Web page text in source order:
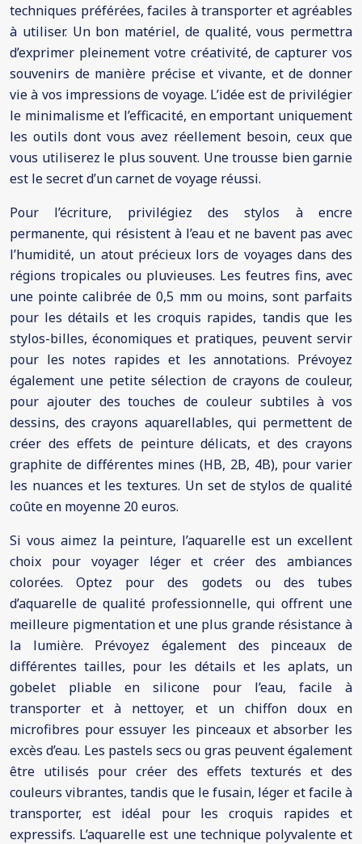
techniques préférées, faciles à transporter et agréables
à utiliser. Un bon matériel, de qualité, vous permettra
d’exprimer pleinement votre créativité, de capturer vos
souvenirs de manière précise et vivante, et de donner
vie à vos impressions de voyage. L’idée est de privilégier
le minimalisme et l’efficacité, en emportant uniquement
les outils dont vous avez réellement besoin, ceux que
vous utiliserez le plus souvent. Une trousse bien garnie
est le secret d’un carnet de voyage réussi.
Pour l’écriture, privilégiez des stylos à encre
permanente, qui résistent à l’eau et ne bavent pas avec
l’humidité, un atout précieux lors de voyages dans des
régions tropicales ou pluvieuses. Les feutres fins, avec
une pointe calibrée de 0,5 mm ou moins, sont parfaits
pour les détails et les croquis rapides, tandis que les
stylos-billes, économiques et pratiques, peuvent servir
pour les notes rapides et les annotations. Prévoyez
également une petite sélection de crayons de couleur,
pour ajouter des touches de couleur subtiles à vos
dessins, des crayons aquarellables, qui permettent de
créer des effets de peinture délicats, et des crayons
graphite de différentes mines (HB, 2B, 4B), pour varier
les nuances et les textures. Un set de stylos de qualité
coûte en moyenne 20 euros.
Si vous aimez la peinture, l’aquarelle est un excellent
choix pour voyager léger et créer des ambiances
colorées. Optez pour des godets ou des tubes
d’aquarelle de qualité professionnelle, qui offrent une
meilleure pigmentation et une plus grande résistance à
la lumière. Prévoyez également des pinceaux de
différentes tailles, pour les détails et les aplats, un
gobelet pliable en silicone pour l’eau, facile à
transporter et à nettoyer, et un chiffon doux en
microfibres pour essuyer les pinceaux et absorber les
excès d’eau. Les pastels secs ou gras peuvent également
être utilisés pour créer des effets texturés et des
couleurs vibrantes, tandis que le fusain, léger et facile à
transporter, est idéal pour les croquis rapides et
expressifs. L’aquarelle est une technique polyvalente et